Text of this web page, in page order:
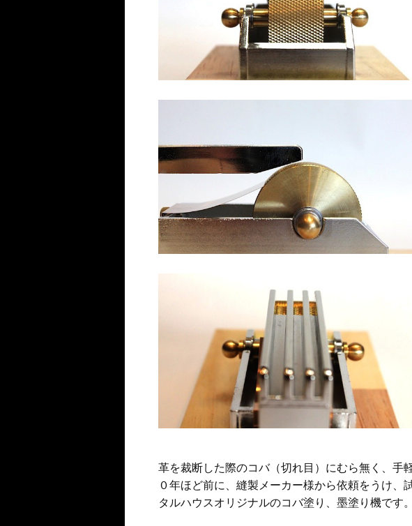
革を裁断した際のコバ（切れ目） にむら無く、手
０年ほど前に、縫製メーカー様から依頼をうけ、
タルハウスオリジナルのコバ塗り、墨塗り機です。